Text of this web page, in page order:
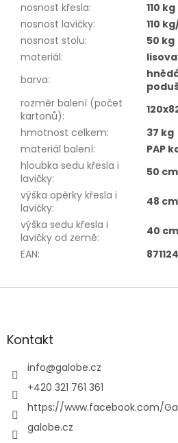
nosnost křesla:
110 kg
nosnost lavičky:
110
nosnost stolu:
50 kg
materiál:
barva:
rozměr balení (počet
kartonů):
hmotnost celkem:
37 kg
materiál balení:
PAP
hloubka sedu křesla i
lavičky:
50 cm
výška opěrky křesla i
lavičky:
48 cm
výška sedu křesla i
lavičky od země:
40 cm
EAN:
Z
aKontakt
info@galobe.cz
+420 321 761 361
https://www.facebook.com/
galobe.cz